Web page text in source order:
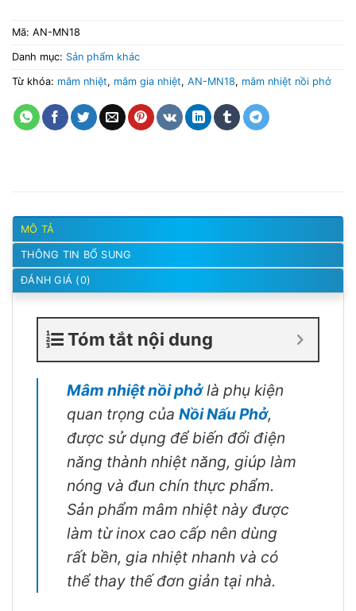
Mã: AN-MN18
Danh mục: Sản phẩm khác
Từ khóa: mâm nhiệt, mâm gia nhiệt, AN-MN18, mâm nhiệt nồi phở
MÔ TẢ
THÔNG TIN BỔ SUNG
ĐÁNH GIÁ (0)
Tóm tắt nội dung
Mâm nhiệt nồi phởlà phụ kiện
quan trọng của Nồi Nấu Phở,
được sử dụng để biến đổi điện
năng thành nhiệt năng, giúp làm
nóng và đun chín thực phẩm.
Sản phẩm mâm nhiệt này được
làm từ inox cao cấp nên dùng
rất bền, gia nhiệt nhanh và có
thể thay thế đơn giản tại nhà.